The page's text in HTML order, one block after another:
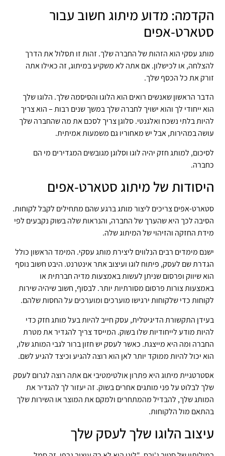
הקדמה: מדוע מיתוג חשוב עבור
סטארט-אפים
מותג עסקי הוא הזהות של החברה שלך. זהות זו תסלול את הדרך
להצלחה, או לכישלון. אם אתה לא משקיע במיתוג, זה כאילו אתה
זורק את כל הכסף שלך.
הדבר הראשון שאנשים רואים הוא הלוגו והסיסמה שלך. הלוגו שלך
הוא ייחודי לך והוא ישויך לחברה שלך במשך שנים רבות – הוא צריך
להיות בלתי נשכח ואלגנטי. סלוגן צריך לסכם את מה שהחברה שלך
עושה במהירות, אבל יש מאחוריו גם משמעות אמיתית.
לסיכום, למותג חזק יהיה לוגו וסלוגן מגובשים המגדירים מי הם
כחברה.
היסודות של מיתוג סטארט-אפים
סטארט-אפים צריכים ליצור מותג ברגע שהם מתחילים לקבל לקוחות.
הסיבה לכך היא שהערך של החברה, והנראות שלה בשוק נקבעים לפי
מידת החזקה והזיהוי של המיתוג שלה.
ישנם מימדים רבים הנלווים ליצירת מותג עסקי. המימד הראשון כולל
הגדרת שם לעסק, פיתוח לוגו ועיצוב אתר אינטרנט. היבט חשוב נוסף
הוא שיווק ופרסום שניתן לעשות באמצעות מדיה חברתית או
באמצעות צורות פרסום מסורתיות יותר. לבסוף, חשוב שיהיה שירות
לקוחות כדי שלקוחות ירגישו מוערכים ומוערכים על החסות שלהם.
בעידן התקשורת הדיגיטלית, עסק חייב להיות בעל מותג חזק כדי
להיות מודע לייחודיות שלו בשוק. המייסד צריך להגדיר את מטרת
החברה ומה היא מייצגת. כאשר לעסק יש חזון ברור לגבי המותג שלו,
הוא יכול להיות ממוקד יותר לאן הוא רוצה להגיע וכיצד להגיע לשם.
אסטרטגיית מיתוג היא פתרון אולטימטיבי אם אתה רוצה לגרום לעסק
שלך לבלוט על פני מותגים אחרים בשוק. זה יעזור לך להגדיר את
המותג שלך, להבדיל מהמתחרים ולמקם את המוצר או השירות שלך
בהתאם מול הלקוחות.
עיצוב הלוגו שלך לעסק שלך